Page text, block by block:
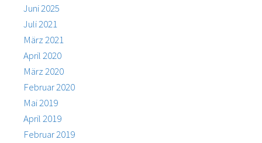
Juni 2025
Juli 2021
März 2021
April 2020
März 2020
Februar 2020
Mai 2019
April 2019
Februar 2019